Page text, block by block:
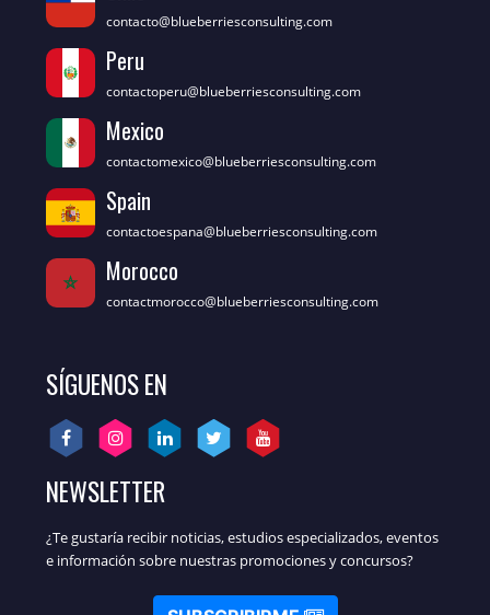
contacto@blueberriesconsulting.com
Peru
contactoperu@blueberriesconsulting.com
Mexico
contactomexico@blueberriesconsulting.com
Spain
contactoespana@blueberriesconsulting.com
Morocco
contactmorocco@blueberriesconsulting.com
SÍGUENOS EN
NEWSLETTER
¿Te gustaría recibir noticias, estudios especializados, eventos
e información sobre nuestras promociones y concursos?